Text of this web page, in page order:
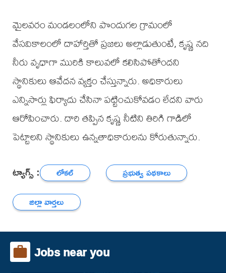
మైలవరం మండలంలోని పొందుగల గ్రామంలో
వేసవికాలంలో దాహార్తితో ప్రజలు అల్లాడుతుంటే, కృష్ణ నది
నీరు వృధాగా మురికి కాలువలో కలిసిపోతోందని
స్థానికులు ఆవేదన వ్యక్తం చేస్తున్నారు. అధికారులు
ఎన్నిసార్లు ఫిర్యాదు చేసినా పట్టించుకోవడం లేదని వారు
ఆరోపించారు. దారి తప్పిన కృష్ణ నీటిని తిరిగి గాడిలో
పెట్టాలని స్థానికులు ఉన్నతాధికారులను కోరుతున్నారు.
ట్యాగ్స్ : లోకల్
ప్రభుత్వ పథకాలు
జిల్లా వార్తలు
Jobs near you